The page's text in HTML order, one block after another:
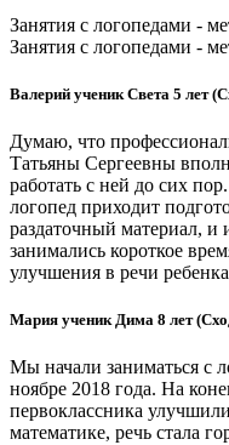
Занятия с логопедами -
Занятия с логопедами -
Валерий ученик Света 5 лет
Думаю, что
Татьяны Сергеевны
работать с ней до сих
логопед приходит
раздаточный материал, и
занимались короткое
улучшения в речи
Мария ученик Дима 8 лет
Мы начали заниматься с
ноябре 2018 года. На
первоклассника
математике, речь стала